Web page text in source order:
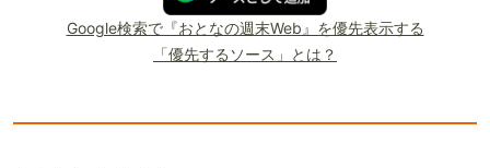
Google検索で『おとなの週末Web』を優先表示する
「優先するソース」とは？